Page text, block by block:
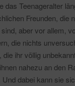
das Teenageralter
Freunden, die
aber vor allem,
die nichts
die ihr völlig
nahezu an den
dabei kann sie